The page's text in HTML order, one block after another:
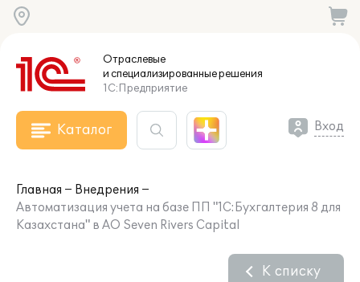
Отраслевые
и специализированныерешения
1С:Предприятие
Каталог Вход
Главная
Внедрения
Автоматизация учета на базе ПП "1С:Бухгалтерия 8 для
Казахстана" в АО Seven Rivers Capital
К списку